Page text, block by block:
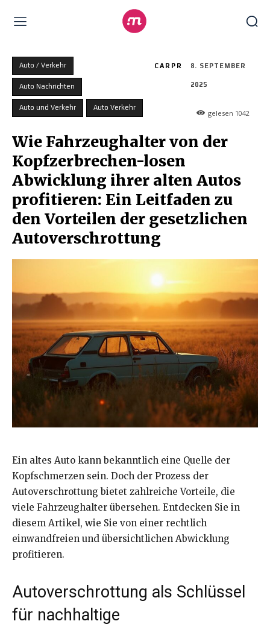
Auto / Verkehr
Auto Nachrichten
Auto und Verkehr Auto Verkehr
CARPR 8. SEPTEMBER
2025
gelesen 1042
Wie Fahrzeughalter von der
Kopfzerbrechen-losen
Abwicklung ihrer alten Autos
profitieren: Ein Leitfaden zu
den Vorteilen der gesetzlichen
Autoverschrottung
Ein altes Auto kann bekanntlich eine Quelle der
Kopfschmerzen sein. Doch der Prozess der
Autoverschrottung bietet zahlreiche Vorteile, die
viele Fahrzeughalter übersehen. Entdecken Sie in
diesem Artikel, wie Sie von einer rechtlich
einwandfreien und übersichtlichen Abwicklung
profitieren.
Autoverschrottung als Schlüssel
für nachhaltige